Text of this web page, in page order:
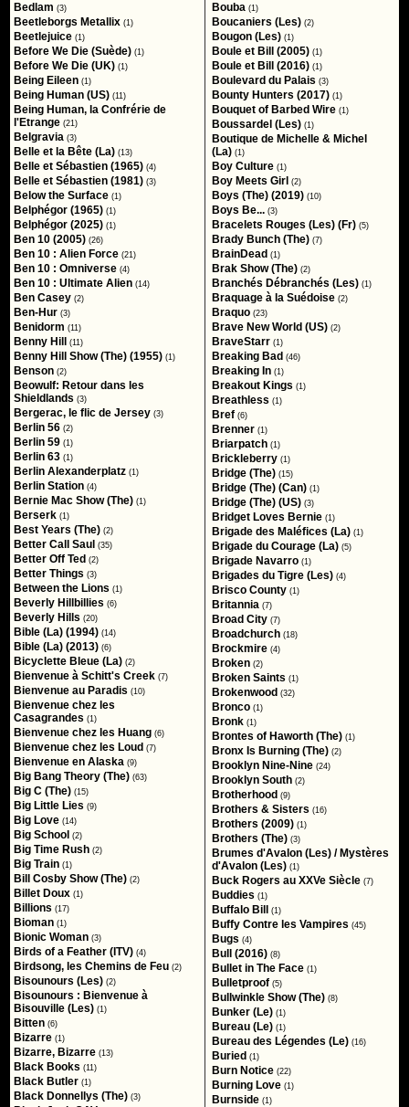
Bedlam (3)
Beetleborgs Metallix (1)
Beetlejuice (1)
Before We Die (Suède) (1)
Before We Die (UK) (1)
Being Eileen (1)
Being Human (US) (11)
Being Human, la Confrérie de
l'Etrange (21)
Belgravia (3)
Belle et la Bête (La) (13)
Belle et Sébastien (1965) (4)
Belle et Sébastien (1981) (3)
Below the Surface (1)
Belphégor (1965) (1)
Belphégor (2025) (1)
Ben 10 (2005) (26)
Ben 10 : Alien Force (21)
Ben 10 : Omniverse (4)
Ben 10 : Ultimate Alien (14)
Ben Casey (2)
Ben-Hur (3)
Benidorm (11)
Benny Hill (11)
Benny Hill Show (The) (1955) (1)
Benson (2)
Beowulf: Retour dans les
Shieldlands (3)
Bergerac, le flic de Jersey (3)
Berlin 56 (2)
Berlin 59 (1)
Berlin 63 (1)
Berlin Alexanderplatz (1)
Berlin Station (4)
Bernie Mac Show (The) (1)
Berserk (1)
Best Years (The) (2)
Better Call Saul (35)
Better Off Ted (2)
Better Things (3)
Between the Lions (1)
Beverly Hillbillies (6)
Beverly Hills (20)
Bible (La) (1994) (14)
Bible (La) (2013) (6)
Bicyclette Bleue (La) (2)
Bienvenue à Schitt's Creek (7)
Bienvenue au Paradis (10)
Bienvenue chez les
Casagrandes (1)
Bienvenue chez les Huang (6)
Bienvenue chez les Loud (7)
Bienvenue en Alaska (9)
Big Bang Theory (The) (63)
Big C (The) (15)
Big Little Lies (9)
Big Love (14)
Big School (2)
Big Time Rush (2)
Big Train (1)
Bill Cosby Show (The) (2)
Billet Doux (1)
Billions (17)
Bioman (1)
Bionic Woman (3)
Birds of a Feather (ITV) (4)
Birdsong, les Chemins de Feu (2)
Bisounours (Les) (2)
Bisounours : Bienvenue à
Bisouville (Les) (1)
Bitten (6)
Bizarre (1)
Bizarre, Bizarre (13)
Black Books (11)
Black Butler (1)
Black Donnellys (The) (3)
Bouba (1)
Boucaniers (Les) (2)
Bougon (Les) (1)
Boule et Bill (2005) (1)
Boule et Bill (2016) (1)
Boulevard du Palais (3)
Bounty Hunters (2017) (1)
Bouquet of Barbed Wire (1)
Boussardel (Les) (1)
Boutique de Michelle & Michel
(La) (1)
Boy Culture (1)
Boy Meets Girl (2)
Boys (The) (2019) (10)
Boys Be... (3)
Bracelets Rouges (Les) (Fr) (5)
Brady Bunch (The) (7)
BrainDead (1)
Brak Show (The) (2)
Branchés Débranchés (Les) (1)
Braquage à la Suédoise (2)
Braquo (23)
Brave New World (US) (2)
BraveStarr (1)
Breaking Bad (46)
Breaking In (1)
Breakout Kings (1)
Breathless (1)
Bref (6)
Brenner (1)
Briarpatch (1)
Brickleberry (1)
Bridge (The) (15)
Bridge (The) (Can) (1)
Bridge (The) (US) (3)
Bridget Loves Bernie (1)
Brigade des Maléfices (La) (1)
Brigade du Courage (La) (5)
Brigade Navarro (1)
Brigades du Tigre (Les) (4)
Brisco County (1)
Britannia (7)
Broad City (7)
Broadchurch (18)
Brockmire (4)
Broken (2)
Broken Saints (1)
Brokenwood (32)
Bronco (1)
Bronk (1)
Brontes of Haworth (The) (1)
Bronx Is Burning (The) (2)
Brooklyn Nine-Nine (24)
Brooklyn South (2)
Brotherhood (9)
Brothers & Sisters (16)
Brothers (2009) (1)
Brothers (The) (3)
Brumes d'Avalon (Les) / Mystères
d'Avalon (Les) (1)
Buck Rogers au XXVe Siècle (7)
Buddies (1)
Buffalo Bill (1)
Buffy Contre les Vampires (45)
Bugs (4)
Bull (2016) (8)
Bullet in The Face (1)
Bulletproof (5)
Bullwinkle Show (The) (8)
Bunker (Le) (1)
Bureau (Le) (1)
Bureau des Légendes (Le) (16)
Buried (1)
Burn Notice (22)
Burning Love (1)
Burnside (1)